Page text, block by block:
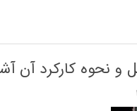
و نحوه کارکرد آن